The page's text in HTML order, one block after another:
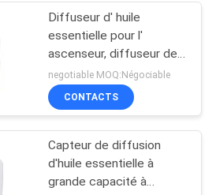
Diffuseur d' huile
essentielle pour l'
ascenseur, diffuseur de
parfum électrique blanc
pour la maison
negotiable MOQ:Négociable
CONTACTS
Capteur de diffusion
d'huile essentielle à
grande capacité à